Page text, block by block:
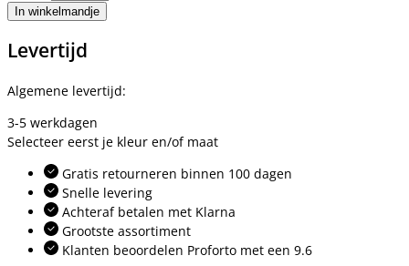
In winkelmandje
Levertijd
Algemene levertijd:
3-5 werkdagen
Selecteer eerst je kleur en/of maat
Gratis retourneren binnen 100 dagen
Snelle levering
Achteraf betalen met Klarna
Grootste assortiment
Klanten beoordelen Proforto met een 9.6